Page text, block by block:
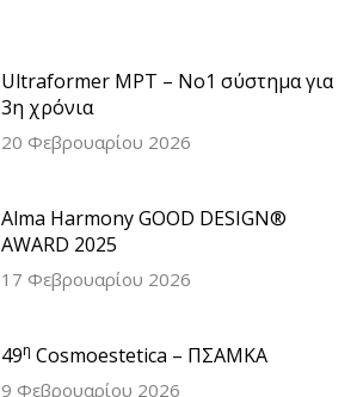
Ultraformer MPT – Νο1 σύστημα για
3η χρόνια
20 Φεβρουαρίου 2026
Alma Harmony GOOD DESIGN®
AWARD 2025
17 Φεβρουαρίου 2026
49η Cosmoestetica – ΠΣΑΜΚΑ
9 Φεβρουαρίου 2026